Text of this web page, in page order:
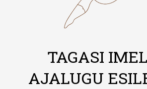
TAGASI
AJALUGU